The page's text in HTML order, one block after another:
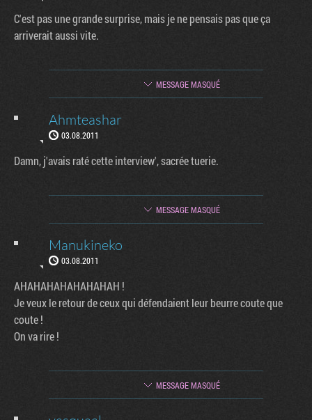
C'est pas une grande surprise, mais je ne pensais pas que ça
arriverait aussi vite.
MESSAGE MASQUÉ
Ahmteashar
03.08.2011
Damn, j'avais raté cette interview', sacrée tuerie.
MESSAGE MASQUÉ
Manukineko
03.08.2011
AHAHAHAHAHAHAHAH !
Je veux le retour de ceux qui défendaient leur beurre coute que
coute !
On va rire !
MESSAGE MASQUÉ